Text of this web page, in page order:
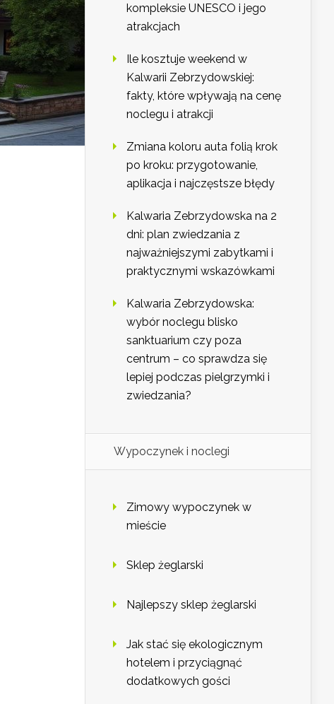
kompleksie UNESCO i jego
atrakcjach
Ile kosztuje weekend w
Kalwarii Zebrzydowskiej:
fakty, które wpływają na cenę
noclegu i atrakcji
Zmiana koloru auta folią krok
po kroku: przygotowanie,
aplikacja i najczęstsze błędy
Kalwaria Zebrzydowska na 2
dni: plan zwiedzania z
najważniejszymi zabytkami i
praktycznymi wskazówkami
Kalwaria Zebrzydowska:
wybór noclegu blisko
sanktuarium czy poza
centrum – co sprawdza się
lepiej podczas pielgrzymki i
zwiedzania?
Wypoczynek i noclegi
Zimowy wypoczynek w
mieście
Sklep żeglarski
Najlepszy sklep żeglarski
Jak stać się ekologicznym
hotelem i przyciągnąć
dodatkowych gości